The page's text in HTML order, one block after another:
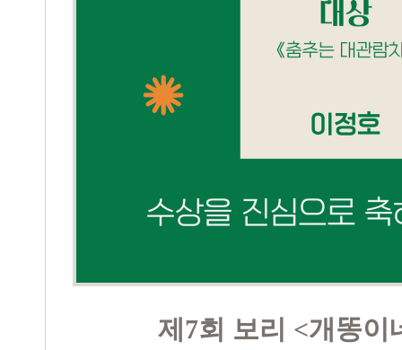
제7회 보리 <개똥이